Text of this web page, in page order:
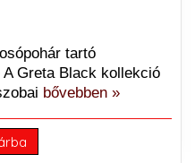
tartó
Greta Black kollekció
bővebben »